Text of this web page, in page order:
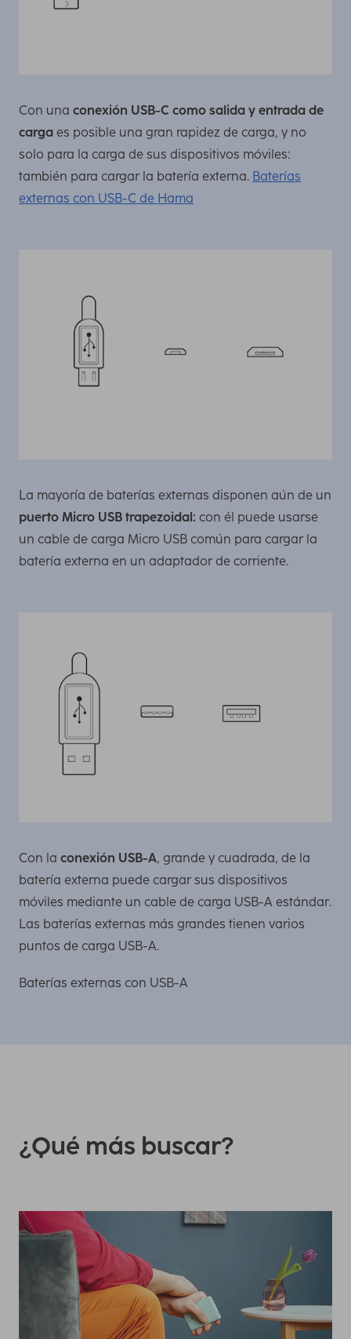
Con una conexión USB-C como salida y entrada de
carga es posible una gran rapidez de carga, y no
solo para la carga de sus dispositivos móviles:
también para cargar la batería externa. Baterías
externas con USB-C de Hama
La mayoría de baterías externas disponen aún de un
puerto Micro USB trapezoidal: con él puede usarse
un cable de carga Micro USB común para cargar la
batería externa en un adaptador de corriente.
Con la conexión USB-A, grande y cuadrada, de la
batería externa puede cargar sus dispositivos
móviles mediante un cable de carga USB-A estándar.
Las baterías externas más grandes tienen varios
puntos de carga USB-A.
Baterías externas con USB-A
¿Qué más buscar?